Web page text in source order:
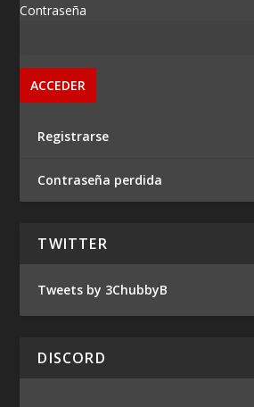
Contraseña
Registrarse
Contraseña perdida
TWITTER
Tweets by 3ChubbyB
DISCORD